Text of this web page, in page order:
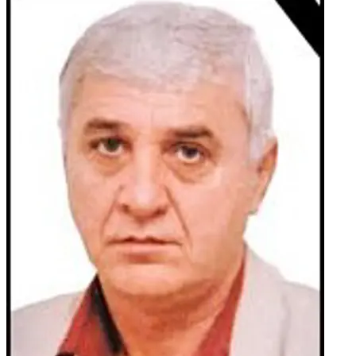
MARIJANA i GOJKA, obitelj pok. svastike MARE, JELE i
RADICE, obitelji: ĆAVAR, TICA, KVESIĆ, KUNDID, ZOVKO,
MARUŠIĆ, MANDIĆ te ostala mnogobrojna rodbina, kumovi
i prijatelji.